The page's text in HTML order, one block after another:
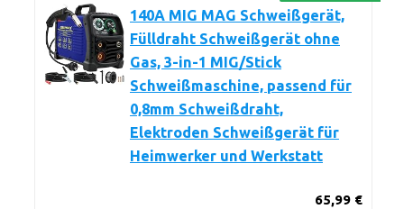
140A MIG MAG Schweißgerät,
Fülldraht Schweißgerät ohne
Gas, 3-in-1 MIG/Stick
Schweißmaschine, passend für
0,8mm Schweißdraht,
Elektroden Schweißgerät für
Heimwerker und Werkstatt
65,99 €